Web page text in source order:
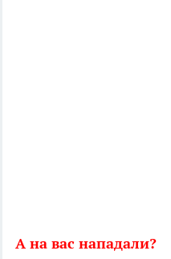
А на вас нападали?